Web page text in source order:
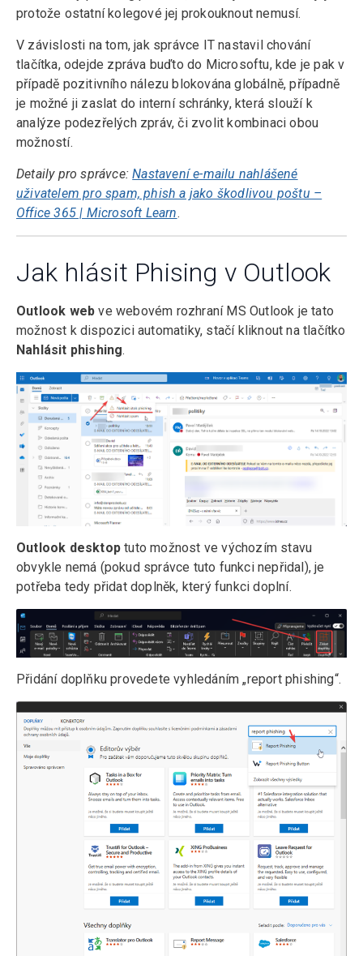
protože ostatní kolegové jej prokouknout nemusí.
V závislosti na tom, jak správce IT nastavil chování
tlačítka, odejde zpráva buďto do Microsoftu, kde je pak v
případě pozitivního nálezu blokována globálně, případně
je možné ji zaslat do interní schránky, která slouží k
analýze podezřelých zpráv, či zvolit kombinaci obou
možností.
Detaily pro správce:Nastavení e-mailu nahlášené
uživatelem pro spam, phish a jako škodlivou poštu –
Office 365 | Microsoft Learn.
Jak hlásit Phising v Outlook
Outlook web ve webovém rozhraní MS Outlook je tato
možnost k dispozici automatiky, stačí kliknout na tlačítko
Nahlásit phishing.
Outlook desktop tuto možnost ve výchozím stavu
obvykle nemá (pokud správce tuto funkci nepřidal), je
potřeba tedy přidat doplněk, který funkci doplní.
Přidání doplňku provedete vyhledáním „report phishing“.